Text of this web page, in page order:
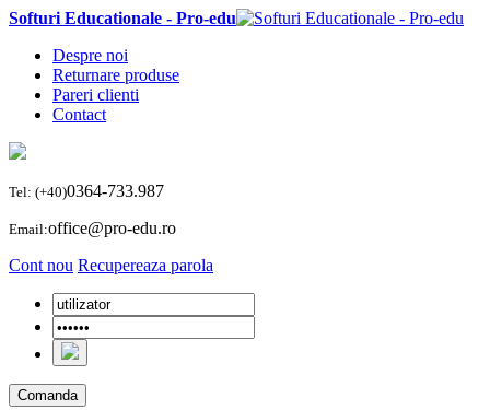
Softuri Educationale - Pro-edu
Despre noi
Returnare produse
Pareri clienti
Contact
Tel: (+40)0364-733.987
Email:office@pro-edu.ro
Cont nou Recupereaza parola
Comanda